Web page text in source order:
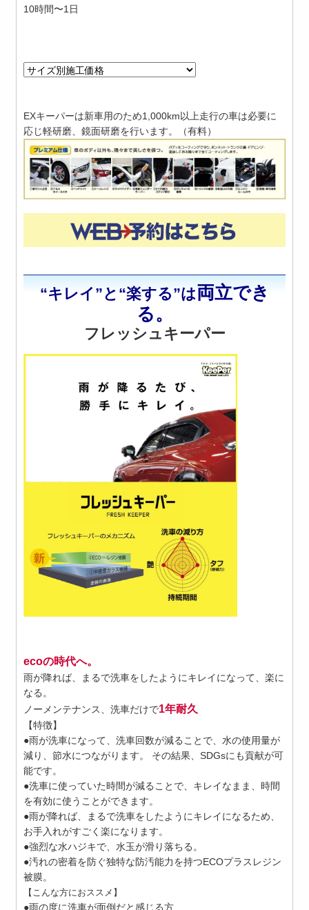
10時間〜1日
EXキーパーは新車用のため1,000km以上走行の車は必要に
応じ軽研磨、鏡面研磨を行います。（有料）
“キレイ”と“楽する”は両立でき
る。
フレッシュキーパー
ecoの時代へ。
雨が降れば、まるで洗車をしたようにキレイになって、楽に
なる。
ノーメンテナンス、洗車だけで1年耐久
【特徴】
●雨が洗車になって、洗車回数が減ることで、水の使用量が
減り、節水につながります。 その結果、SDGsにも貢献が可
能です。
●洗車に使っていた時間が減ることで、キレイなまま、時間
を有効に使うことができます。
●雨が降れば、まるで洗車をしたようにキレイになるため、
お手入れがすごく楽になります。
●強烈な水ハジキで、水玉が滑り落ちる。
●汚れの密着を防ぐ独特な防汚能力を持つECOプラスレジン
被膜。
【こんな方におススメ】
●雨の度に洗車が面倒だと感じる方